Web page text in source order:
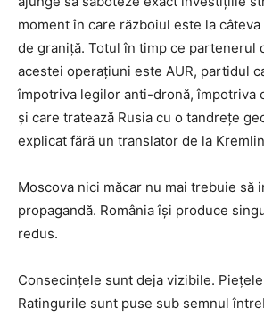
moment în care războiul este la
de graniță. Totul în timp ce partenerul
acestei operațiuni este AUR, partidul
împotriva legilor anti-dronă, împotriva
și care tratează Rusia cu o tandrețe
explicat fără un translator de la
Moscova nici măcar nu mai trebuie să
propagandă. România își produce
redus.
Consecințele sunt deja vizibile.
Ratingurile sunt puse sub semnul